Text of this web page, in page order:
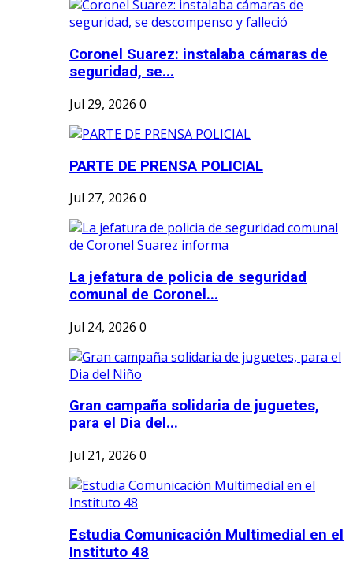
Coronel Suarez: instalaba cámaras de
seguridad, se...
Jul 29, 2026 0
PARTE DE PRENSA POLICIAL
Jul 27, 2026 0
La jefatura de policia de seguridad
comunal de Coronel...
Jul 24, 2026 0
Gran campaña solidaria de juguetes,
para el Dia del...
Jul 21, 2026 0
Estudia Comunicación Multimedial en el
Instituto 48